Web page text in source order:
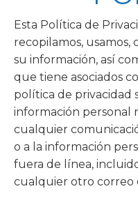
Esta Política de
recopilamos, usamos,
su información, así
que tiene asociados
política de privacidad
información personal
cualquier
o a la información
fuera de línea,
cualquier otro correo